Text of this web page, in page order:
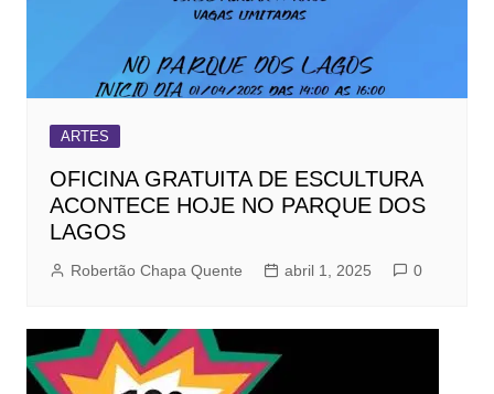
ARTES
OFICINA GRATUITA DE ESCULTURA
ACONTECE HOJE NO PARQUE DOS
LAGOS
Robertão Chapa Quente abril 1, 2025 0